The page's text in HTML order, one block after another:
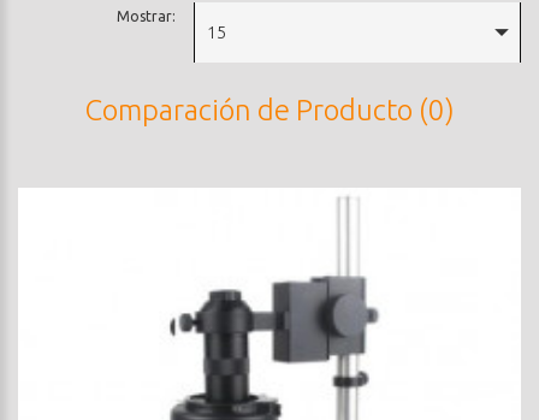
Mostrar:
15
Comparación de Producto (0)